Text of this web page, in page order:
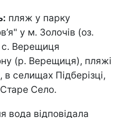
пляж у парку
у м. Золочів (оз.
Верещиця
(р. Верещиця), пляжі
селищах Підберізці,
Село.
вода відповідала